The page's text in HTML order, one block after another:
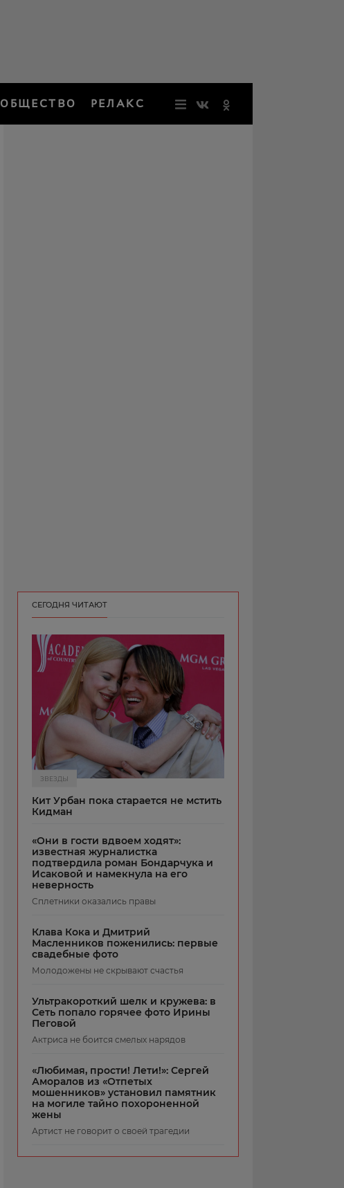
ОБЩЕСТВО РЕЛАКС
СЕГОДНЯ ЧИТАЮТ
ЗВЕЗДЫ
Кит Урбан пока старается не мстить
Кидман
«Они в гости вдвоем ходят»:
известная журналистка
подтвердила роман Бондарчука и
Исаковой и намекнула на его
неверность
Сплетники оказались правы
Клава Кока и Дмитрий
Масленников поженились: первые
свадебные фото
Молодожены не скрывают счастья
Ультракороткий шелк и кружева: в
Сеть попало горячее фото Ирины
Пеговой
Актриса не боится смелых нарядов
«Любимая, прости! Лети!»: Сергей
Аморалов из «Отпетых
мошенников» установил памятник
на могиле тайно похороненной
жены
Артист не говорит о своей трагедии